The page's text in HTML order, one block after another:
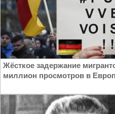
Жёсткое задержание
миллион просмотров в